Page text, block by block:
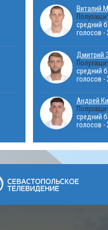
Виталий
средний
голосов -
Дмитрий
средний
голосов -
Андрей
средний
голосов -